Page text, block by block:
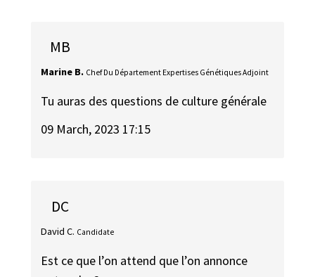
MB
Marine B. Chef Du Département Expertises Génétiques Adjoint
Tu auras des questions de culture générale
09 March, 2023 17:15
DC
David C. Candidate
Est ce que l’on attend que l’on annonce